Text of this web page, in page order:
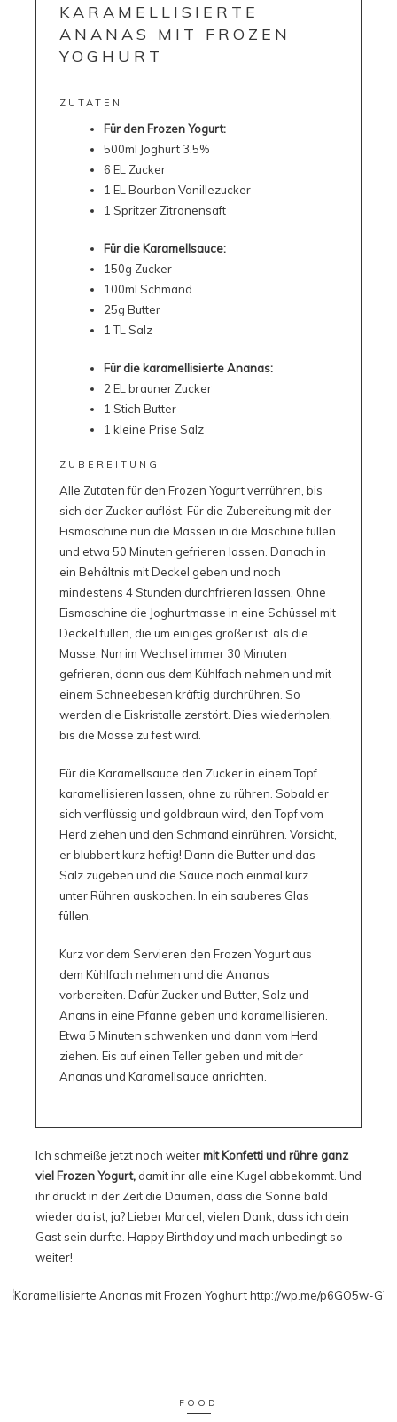
KARAMELLISIERTE
ANANAS MIT FROZEN
YOGHURT
ZUTATEN
Für den Frozen Yogurt:
500ml Joghurt 3,5%
6 EL Zucker
1 EL Bourbon Vanillezucker
1 Spritzer Zitronensaft
Für die Karamellsauce:
150g Zucker
100ml Schmand
25g Butter
1 TL Salz
Für die karamellisierte Ananas:
2 EL brauner Zucker
1 Stich Butter
1 kleine Prise Salz
ZUBEREITUNG
Alle Zutaten für den Frozen Yogurt verrühren, bis
sich der Zucker auflöst. Für die Zubereitung mit der
Eismaschine nun die Massen in die Maschine füllen
und etwa 50 Minuten gefrieren lassen. Danach in
ein Behältnis mit Deckel geben und noch
mindestens 4 Stunden durchfrieren lassen. Ohne
Eismaschine die Joghurtmasse in eine Schüssel mit
Deckel füllen, die um einiges größer ist, als die
Masse. Nun im Wechsel immer 30 Minuten
gefrieren, dann aus dem Kühlfach nehmen und mit
einem Schneebesen kräftig durchrühren. So
werden die Eiskristalle zerstört. Dies wiederholen,
bis die Masse zu fest wird.
Für die Karamellsauce den Zucker in einem Topf
karamellisieren lassen, ohne zu rühren. Sobald er
sich verflüssig und goldbraun wird, den Topf vom
Herd ziehen und den Schmand einrühren. Vorsicht,
er blubbert kurz heftig! Dann die Butter und das
Salz zugeben und die Sauce noch einmal kurz
unter Rühren auskochen. In ein sauberes Glas
füllen.
Kurz vor dem Servieren den Frozen Yogurt aus
dem Kühlfach nehmen und die Ananas
vorbereiten. Dafür Zucker und Butter, Salz und
Anans in eine Pfanne geben und karamellisieren.
Etwa 5 Minuten schwenken und dann vom Herd
ziehen. Eis auf einen Teller geben und mit der
Ananas und Karamellsauce anrichten.
Ich schmeiße jetzt noch weitermit Konfetti und rühre ganz
viel Frozen Yogurt, damit ihr alle eine Kugel abbekommt. Und
ihr drückt in der Zeit die Daumen, dass die Sonne bald
wieder da ist, ja? Lieber Marcel, vielen Dank, dass ich dein
Gast sein durfte. Happy Birthday und mach unbedingt so
weiter!
FOOD